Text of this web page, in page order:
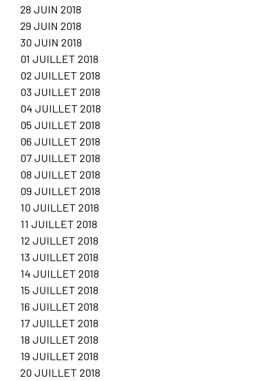
28 JUIN 2018
29 JUIN 2018
30 JUIN 2018
01 JUILLET 2018
02 JUILLET 2018
03 JUILLET 2018
04 JUILLET 2018
05 JUILLET 2018
06 JUILLET 2018
07 JUILLET 2018
08 JUILLET 2018
09 JUILLET 2018
10 JUILLET 2018
11 JUILLET 2018
12 JUILLET 2018
13 JUILLET 2018
14 JUILLET 2018
15 JUILLET 2018
16 JUILLET 2018
17 JUILLET 2018
18 JUILLET 2018
19 JUILLET 2018
20 JUILLET 2018